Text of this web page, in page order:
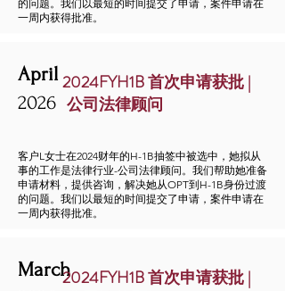
的问题。我们以最短的时间提交了申请，案件申请在
一周内获得批准。
April
2026
2024FYH1B 首次申请获批 |
公司法律顾问
客户L女士在2024财年的H-1B抽签中被选中，她拟从
事的工作是法律行业-公司法律顾问。我们帮助她准备
申请材料，提供咨询，解决她从OPT到H-1B身份过渡
的问题。我们以最短的时间提交了申请，案件申请在
一周内获得批准。
March2024FYH1B 首次申请获批 |